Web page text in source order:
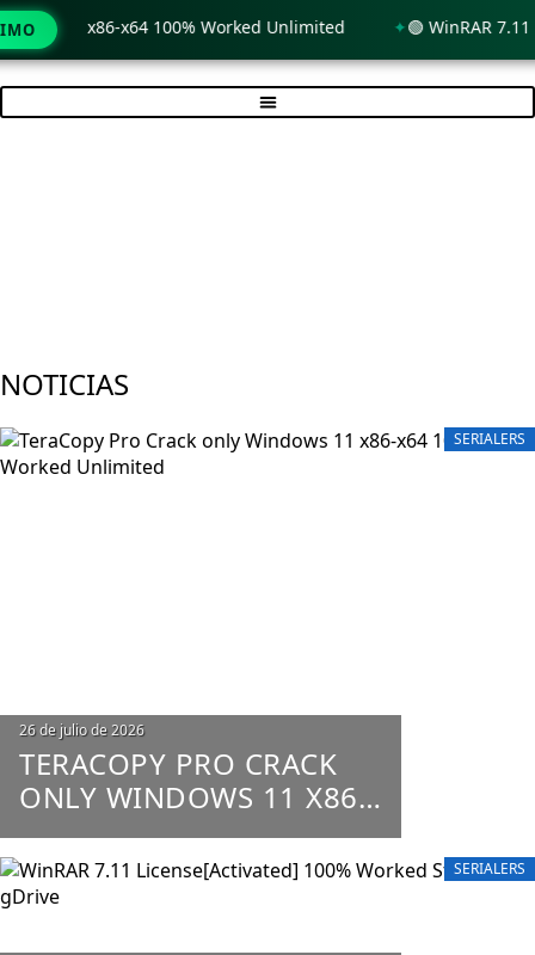
Ir
contenido
NOTICIAS
SERIALERS
Posted
on
26 de julio de 2026
TERACOPY PRO CRACK
ONLY WINDOWS 11 X86-
X64 100% WORKED
UNLIMITED
SERIALERS
x64 100% Worked Unlimited 🟢 WinRAR 7.11